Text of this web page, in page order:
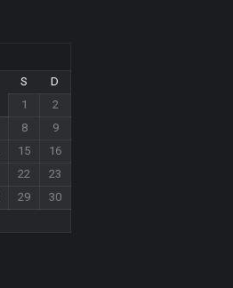
S
D
1
2
8
9
15
16
22
23
29
30